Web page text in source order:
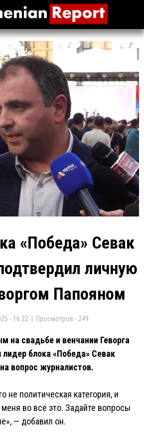
«Победа» Севак
личную
Папояном
- 16:22 | Просмотров - 249
на свадьбе и венчании Геворга
лидер блока «Победа» Севак
вопрос журналистов.
не политическая категория, и
во всё это. Задайте вопросы
— добавил он.